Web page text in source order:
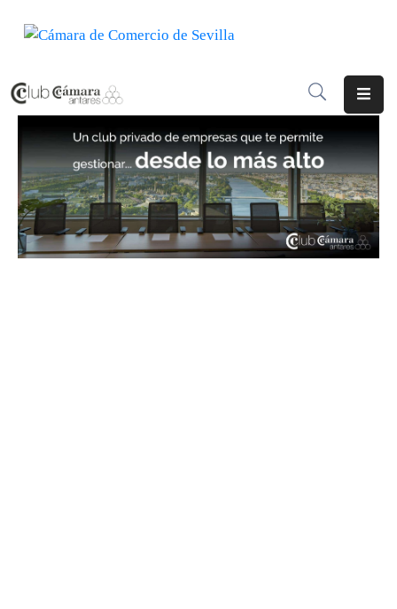
INICIO
¿QUÉ
ES?
CENTRO
DE
NEGOCIOS
SERVICIOS